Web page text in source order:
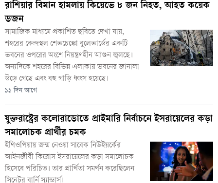
রাশিয়ার বিমান হামলায় কিয়েভে ৮ জন নিহত, আহত কয়েক
ডজন
সামাজিক মাধ্যমে প্রকাশিত ছবিতে দেখা যায়,
শহরের কেন্দ্রস্থল শেভচেঙ্কো বুলেভার্ডের একটি
ভবনের ওপরের অংশে নিয়ন্ত্রণহীন আগুন জ্বলছে।
অন্যদিকে শহরের বিভিন্ন এলাকায় ভবনের জানালা
উড়ে গেছে এবং বহু গাড়ি ধ্বংস হয়েছে।
১১ দিন আগে
যুক্তরাষ্ট্রের কলোরাডোতে প্রাইমারি নির্বাচনে ইসরায়েলের কড়া
সমালোচক প্রার্থীর চমক
ইথিওপিয়ায় জন্ম নেওয়া সাবেক নিউইয়র্কের
আইনজীবী কিরোস ইসরায়েলের কড়া সমালোচক
হিসেবে পরিচিত। তার প্রার্থিতা সমর্থন করেছিলেন
সিনেটর বার্নি স্যান্ডার্স।